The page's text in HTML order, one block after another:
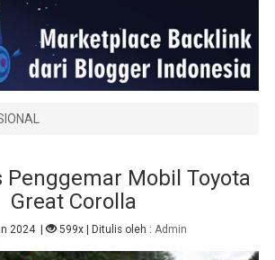
Penggemar Mobil Toyota
Great Corolla
2024| 599x | Ditulis oleh :Admin